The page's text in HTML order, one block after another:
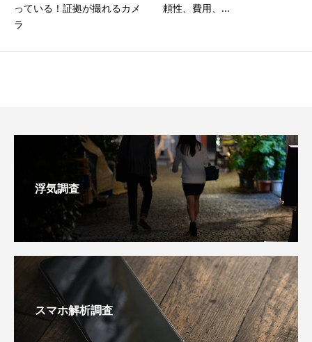
っている！証拠が撮れるカメ
ラ
頼性、費用、...
浮気調査
スマホ解析調査